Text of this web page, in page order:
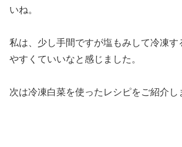
いね。
私は、少し手間ですが塩もみして冷凍す
やすくていいなと感じました。
次は冷凍白菜を使ったレシピをご紹介し